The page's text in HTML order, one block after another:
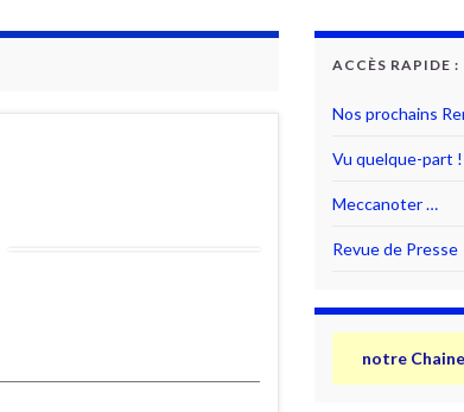
ACCÈS RAPIDE :
Nos prochains
Vu quelque-part !
Meccanoter …
Revue de Presse
notre